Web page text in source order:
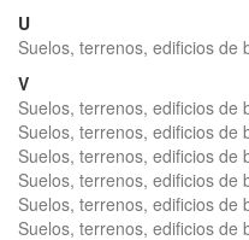
U
Suelos, terrenos, edificios de
V
Suelos, terrenos, edificios de
Suelos, terrenos, edificios de
Suelos, terrenos, edificios de
Suelos, terrenos, edificios de
Suelos, terrenos, edificios de
Suelos, terrenos, edificios de